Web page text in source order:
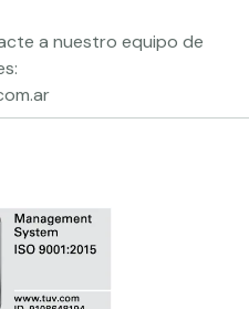
a nuestro equipo de